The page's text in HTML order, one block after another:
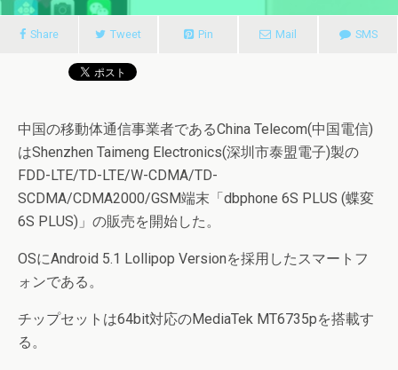
Share Tweet Pin Mail SMS
中国の移動体通信事業者であるChina Telecom(中国電信)
はShenzhen Taimeng Electronics(深圳市泰盟電子)製の
FDD-LTE/TD-LTE/W-CDMA/TD-
SCDMA/CDMA2000/GSM端末「dbphone 6S PLUS (蝶変
6S PLUS)」の販売を開始した。
OSにAndroid 5.1 Lollipop Versionを採用したスマートフ
ォンである。
チップセットは64bit対応のMediaTek MT6735pを搭載す
る。